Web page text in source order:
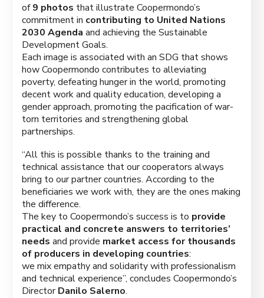
of9 photos that illustrate Coopermondo’s
commitment in contributing to United Nations
2030 Agenda and achieving the Sustainable
Development Goals.
Each image is associated with an SDG that shows
how Coopermondo contributes to alleviating
poverty, defeating hunger in the world, promoting
decent work and quality education, developing a
gender approach, promoting the pacification of war-
torn territories and strengthening global
partnerships.
“All this is possible thanks to the training and
technical assistance that our cooperators always
bring to our partner countries. According to the
beneficiaries we work with, they are the ones making
the difference.
The key to Coopermondo’s success is to provide
practical and concrete answers to territories’
needs and provide market access for thousands
of producers in developing countries:
we mix empathy and solidarity with professionalism
and technical experience”, concludes Coopermondo’s
DirectorDanilo Salerno.